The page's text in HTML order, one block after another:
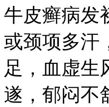
牛皮癣病发
或颈项多汗
足，血虚生
遂，郁闷不